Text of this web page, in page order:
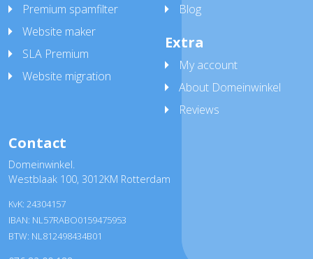
Premium spamfilter
Website maker
SLA Premium
Website migration
Blog
Extra
My account
About Domeinwinkel
Reviews
Contact
Domeinwinkel.
Westblaak 100, 3012KM Rotterdam
KvK: 24304157
IBAN: NL57RABO0159475953
BTW: NL812498434B01